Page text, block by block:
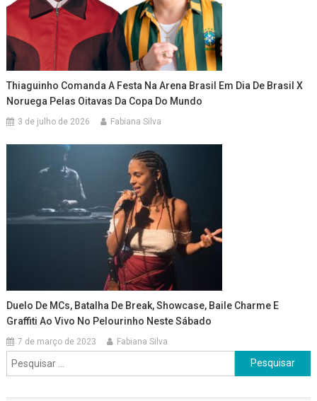
Thiaguinho Comanda A Festa Na Arena Brasil Em Dia De Brasil X
Noruega Pelas Oitavas Da Copa Do Mundo
3 de julho de 2026 Fabiana Silva
Duelo De MCs, Batalha De Break, Showcase, Baile Charme E
Graffiti Ao Vivo No Pelourinho Neste Sábado
7 de março de 2023 Fabiana Silva
Pesquisar
por: